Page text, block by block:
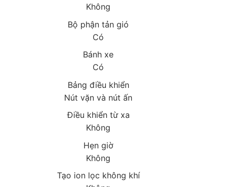
Không
Bộ phận tản gió
Có
Bánh xe
Có
Bảng điều khiển
Nút vặn và nút ấn
Điều khiển từ xa
Không
Hẹn giờ
Không
Tạo ion lọc không khí